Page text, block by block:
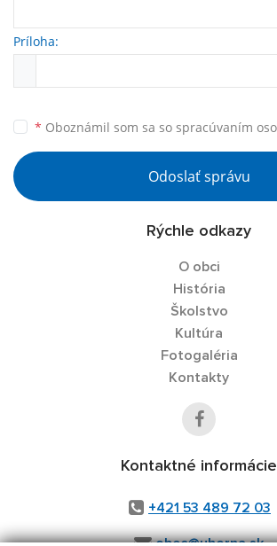
Príloha:
* Oboznámil som sa so spracúvaním
Odoslať správu
Rýchle odkazy
O obci
História
Školstvo
Kultúra
Fotogaléria
Kontakty
Kontaktné informácie
+421 53 489 72 03